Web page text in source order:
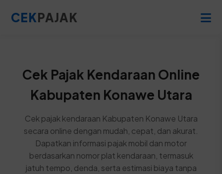
CEKPAJAK
Cek Pajak Kendaraan Online
Kabupaten Konawe Utara
Cek pajak kendaraan Kabupaten Konawe Utara
secara online dengan mudah, cepat, dan akurat.
Dapatkan informasi pajak mobil dan motor
berdasarkan nomor plat kendaraan, termasuk
jatuh tempo, denda, serta estimasi biaya tanpa